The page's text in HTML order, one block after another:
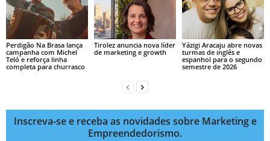
Perdigão Na Brasa lança
campanha com Michel
Teló e reforça linha
completa para churrasco
Tirolez anuncia nova líder
de marketing e growth
Yázigi Aracaju abre novas
turmas de inglês e
espanhol para o segundo
semestre de 2026
Inscreva-se e receba as novidades sobre Marketing e
Empreendedorismo.